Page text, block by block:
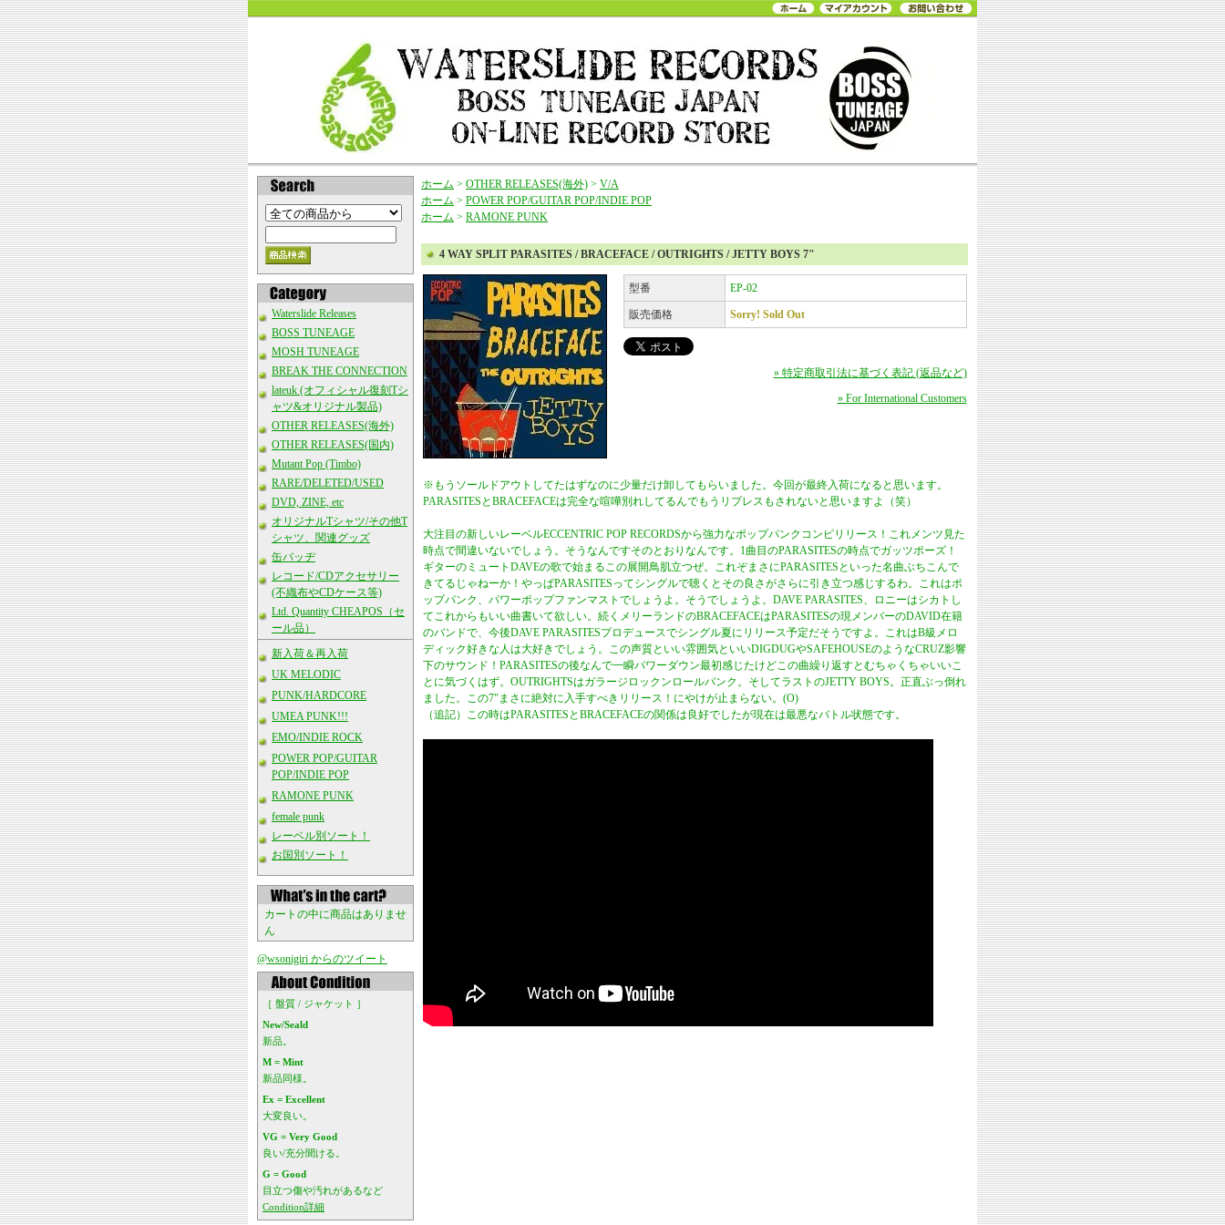
Waterslide Releases
BOSS TUNEAGE
MOSH TUNEAGE
BREAK THE CONNECTION
lateuk (オフィシャル復刻Tシ
ャツ&オリジナル製品)
OTHER RELEASES(海外)
OTHER RELEASES(国内)
Mutant Pop (Timbo)
RARE/DELETED/USED
DVD, ZINE, etc
オリジナルTシャツ/その他T
シャツ、関連グッズ
缶バッヂ
レコード/CDアクセサリー
(不織布やCDケース等)
Ltd. Quantity CHEAPOS（セ
ール品）
新入荷＆再入荷
UK MELODIC
PUNK/HARDCORE
UMEA PUNK!!!
EMO/INDIE ROCK
POWER POP/GUITAR
POP/INDIE POP
RAMONE PUNK
female punk
レーベル別ソート！
お国別ソート！
カートの中に商品はありませ
ん
@wsonigiri からのツイート
［ 盤質 / ジャケット ］
New/Seald
新品。
M = Mint
新品同様。
Ex = Excellent
大変良い。
VG = Very Good
良い/充分聞ける。
G = Good
目立つ傷や汚れがあるなど
Condition詳細
ホーム > OTHER RELEASES(海外) > V/A
ホーム > POWER POP/GUITAR POP/INDIE POP
ホーム > RAMONE PUNK
4 WAY SPLIT PARASITES / BRACEFACE / OUTRIGHTS / JETTY BOYS 7"
型番 EP-02
販売価格 Sorry! Sold Out
» 特定商取引法に基づく表記 (返品など)
» For International Customers
※もうソールドアウトしてたはずなのに少量だけ卸してもらいました。今回が最終入荷になると思います。
PARASITESとBRACEFACEは完全な喧嘩別れしてるんでもうリプレスもされないと思いますよ（笑）
大注目の新しいレーベルECCENTRIC POP RECORDSから強力なポップパンクコンピリリース！これメンツ見た
時点で間違いないでしょう。そうなんですそのとおりなんです。1曲目のPARASITESの時点でガッツポーズ！
ギターのミュートDAVEの歌で始まるこの展開鳥肌立つぜ。これぞまさにPARASITESといった名曲ぶちこんで
きてるじゃねーか！やっぱPARASITESってシングルで聴くとその良さがさらに引き立つ感じするわ。これはポ
ップパンク、パワーポップファンマストでしょうよ。そうでしょうよ。DAVE PARASITES、ロニーはシカトし
てこれからもいい曲書いて欲しい。続くメリーランドのBRACEFACEはPARASITESの現メンバーのDAVID在籍
のバンドで、今後DAVE PARASITESプロデュースでシングル夏にリリース予定だそうですよ。これはB級メロ
ディック好きな人は大好きでしょう。この声質といい雰囲気といいDIGDUGやSAFEHOUSEのようなCRUZ影響
下のサウンド！PARASITESの後なんで一瞬パワーダウン最初感じたけどこの曲繰り返すとむちゃくちゃいいこ
とに気づくはず。OUTRIGHTSはガラージロックンロールパンク。そしてラストのJETTY BOYS。正直ぶっ倒れ
ました。この7"まさに絶対に入手すべきリリース！にやけが止まらない。(O)
（追記）この時はPARASITESとBRACEFACEの関係は良好でしたが現在は最悪なバトル状態です。